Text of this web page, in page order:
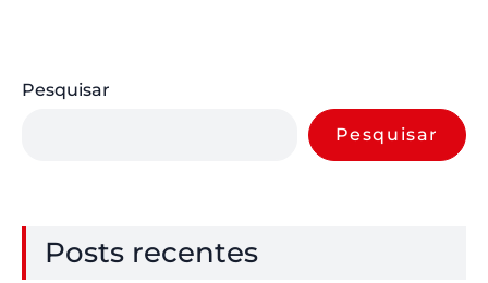
Pesquisar
Pesquisar
Posts recentes